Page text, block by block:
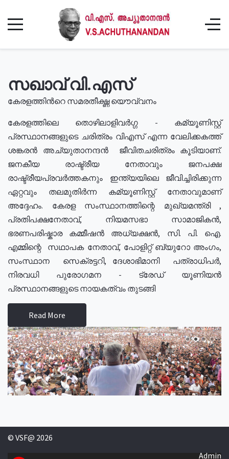
സഖാവ് വി.എസ്
കേരളത്തിൻറെ സമരതീക്ഷ്ണ യൌവ്വനം
കേരളത്തിലെ തൊഴിലാളിവർഗ്ഗ - കമ്യൂണിസ്റ്റ്
പ്രസ്ഥാനങ്ങളുടെ ചരിത്രം വിഎസ് എന്ന വേലിക്കകത്ത്
ശങ്കരൻ അച്യുതാനന്ദൻ ജീവിതചരിത്രം കൂടിയാണ്.
ജനകീയ രാഷ്ട്രീയ നേതാവും ജനപക്ഷ
രാഷ്ട്രീയപ്രവർത്തകനും ഇന്ത്യയിലെ ജീവിച്ചിരിക്കുന്ന
ഏറ്റവും തലമുതിർന്ന കമ്യൂണിസ്റ്റ് നേതാവുമാണ്
അദ്ദേഹം. കേരള സംസ്ഥാനത്തിന്റെ മുഖ്യമന്ത്രി ,
പ്രതിപക്ഷനേതാവ്, നിയമസഭാ സാമാജികൻ,
ഭരണപരിഷ്കാര കമ്മീഷൻ അധ്യക്ഷൻ, സി. പി. ഐ.
എമ്മിന്റെ സഥാപക നേതാവ്, പോളിറ്റ് ബ്യുറോ അംഗം,
സംസ്ഥാന സെക്രട്ടറി, ദേശാഭിമാനി പത്രാധിപർ,
നിരവധി പുരോഗമന - ട്രേഡ് യൂണിയൻ
പ്രസ്ഥാനങ്ങളുടെ നായകത്വം തുടങ്ങി
Read More
© VSF@ 2026
Admin